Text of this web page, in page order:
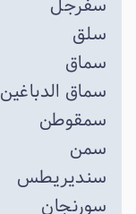
سفرجل
سلق
سماق
سماق الدباغین
سمقوطن
سمن
سندیریطس
سورنجان